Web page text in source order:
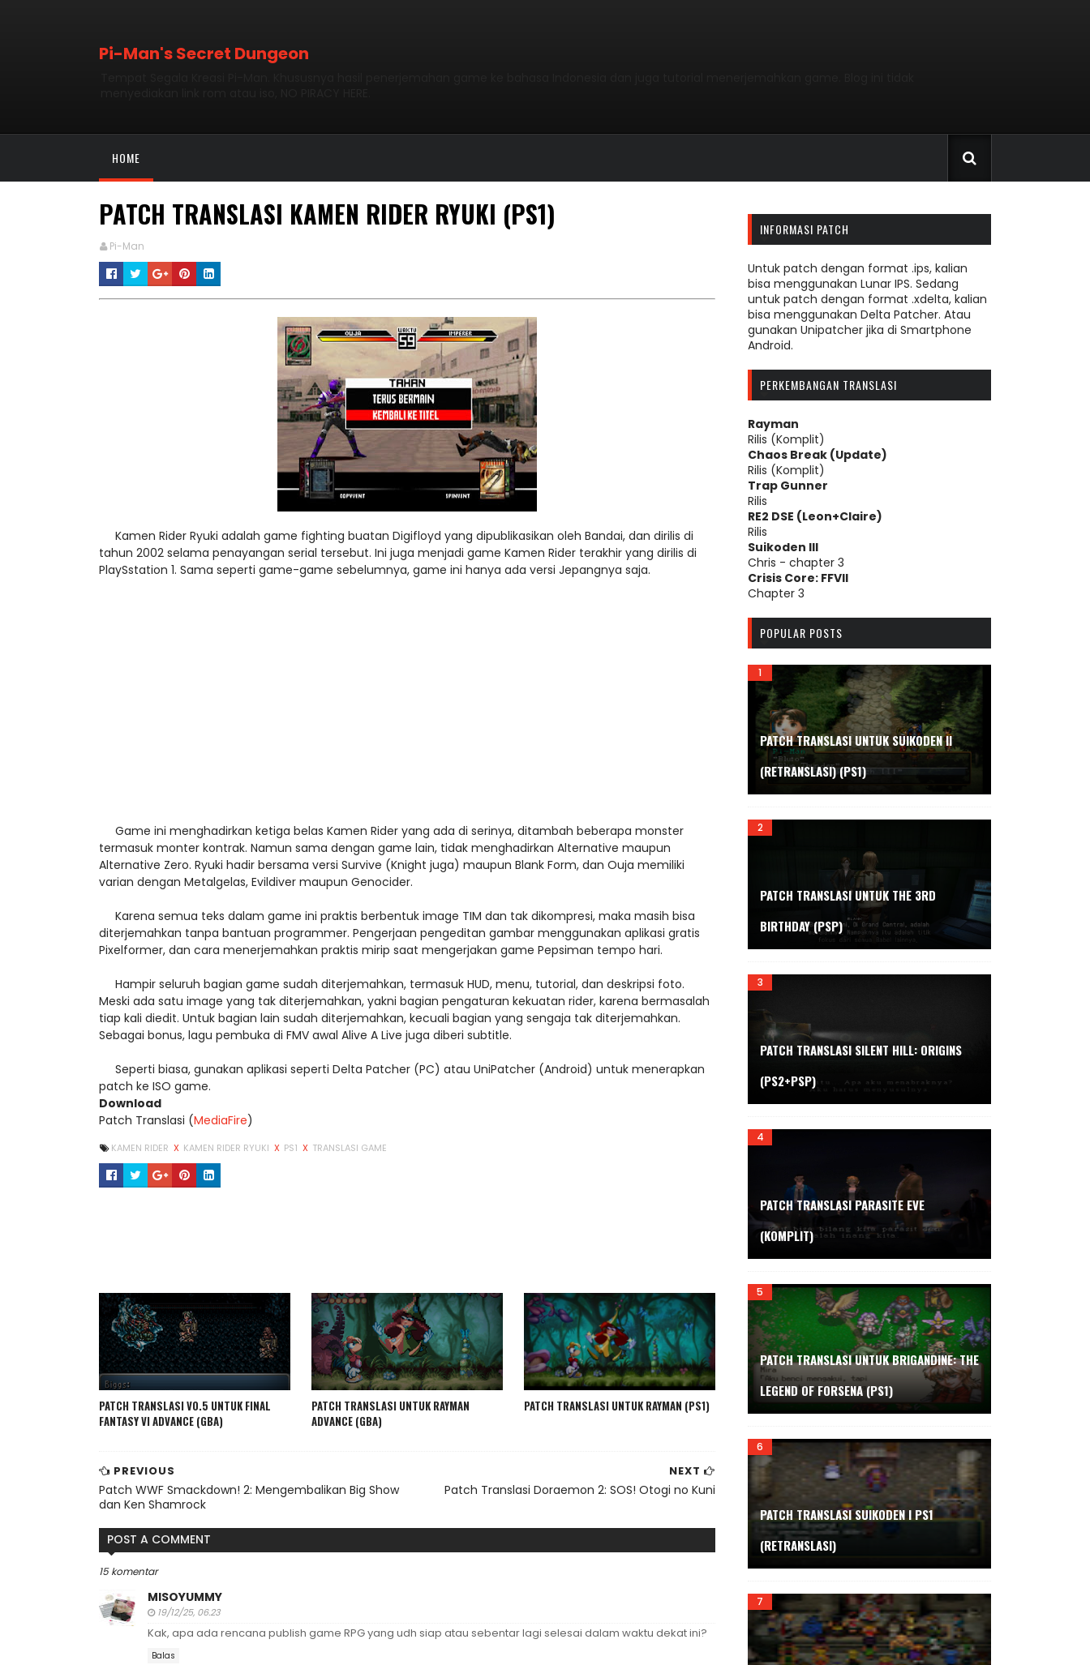
Pi-Man's Secret Dungeon
HOME
PATCH TRANSLASI KAMEN RIDER RYUKI (PS1)
Pi-Man
Kamen Rider Ryuki adalah game fighting buatan Digifloyd yang dipublikasikan oleh Bandai, dan dirilis di
tahun 2002 selama penayangan serial tersebut. Ini juga menjadi game Kamen Rider terakhir yang dirilis di
PlaySstation 1. Sama seperti game-game sebelumnya, game ini hanya ada versi Jepangnya saja.
Game ini menghadirkan ketiga belas Kamen Rider yang ada di serinya, ditambah beberapa monster
termasuk monter kontrak. Namun sama dengan game lain, tidak menghadirkan Alternative maupun
Alternative Zero. Ryuki hadir bersama versi Survive (Knight juga) maupun Blank Form, dan Ouja memiliki
varian dengan Metalgelas, Evildiver maupun Genocider.
Karena semua teks dalam game ini praktis berbentuk image TIM dan tak dikompresi, maka masih bisa
diterjemahkan tanpa bantuan programmer. Pengerjaan pengeditan gambar menggunakan aplikasi gratis
Pixelformer, dan cara menerjemahkan praktis mirip saat mengerjakan game Pepsiman tempo hari.
Hampir seluruh bagian game sudah diterjemahkan, termasuk HUD, menu, tutorial, dan deskripsi foto.
Meski ada satu image yang tak diterjemahkan, yakni bagian pengaturan kekuatan rider, karena bermasalah
tiap kali diedit. Untuk bagian lain sudah diterjemahkan, kecuali bagian yang sengaja tak diterjemahkan.
Sebagai bonus, lagu pembuka di FMV awal Alive A Live juga diberi subtitle.
Seperti biasa, gunakan aplikasi seperti Delta Patcher (PC) atau UniPatcher (Android) untuk menerapkan
patch ke ISO game.
Download
Patch Translasi (MediaFire)
KAMEN RIDER X KAMEN RIDER RYUKI X PS1 X TRANSLASI GAME
PATCH TRANSLASI V0.5 UNTUK FINAL
FANTASY VI ADVANCE (GBA)
PATCH TRANSLASI UNTUK RAYMAN
ADVANCE (GBA)
PATCH TRANSLASI UNTUK RAYMAN (PS1)
NEXT
Patch Translasi Doraemon 2: SOS! Otogi no Kuni
PREVIOUS
Patch WWF Smackdown! 2: Mengembalikan Big Show
dan Ken Shamrock
POST A COMMENT
15 komentar
MISOYUMMY
19/12/25, 06.23
Kak, apa ada rencana publish game RPG yang udh siap atau sebentar lagi selesai dalam waktu dekat ini?
Balas
INFORMASI PATCH
Untuk patch dengan format .ips, kalian
bisa menggunakan Lunar IPS. Sedang
untuk patch dengan format .xdelta, kalian
bisa menggunakan Delta Patcher. Atau
gunakan Unipatcher jika di Smartphone
Android.
PERKEMBANGAN TRANSLASI
Rayman
Rilis (Komplit)
Chaos Break (Update)
Rilis (Komplit)
Trap Gunner
Rilis
RE2 DSE (Leon+Claire)
Rilis
Suikoden III
Chris - chapter 3
Crisis Core: FFVII
Chapter 3
POPULAR POSTS
PATCH TRANSLASI UNTUK SUIKODEN II
(RETRANSLASI) (PS1)
PATCH TRANSLASI UNTUK THE 3RD
BIRTHDAY (PSP)
PATCH TRANSLASI SILENT HILL: ORIGINS
(PS2+PSP)
PATCH TRANSLASI PARASITE EVE
(KOMPLIT)
PATCH TRANSLASI UNTUK BRIGANDINE: THE
LEGEND OF FORSENA (PS1)
PATCH TRANSLASI SUIKODEN I PS1
(RETRANSLASI)